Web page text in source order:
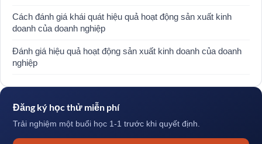
Cách đánh giá khái quát hiệu quả hoạt động sản xuất kinh
doanh của doanh nghiệp
Đánh giá hiệu quả hoạt động sản xuất kinh doanh của doanh
nghiệp
Đăng ký học thử miễn phí
Trải nghiệm một buổi học 1-1 trước khi quyết định.